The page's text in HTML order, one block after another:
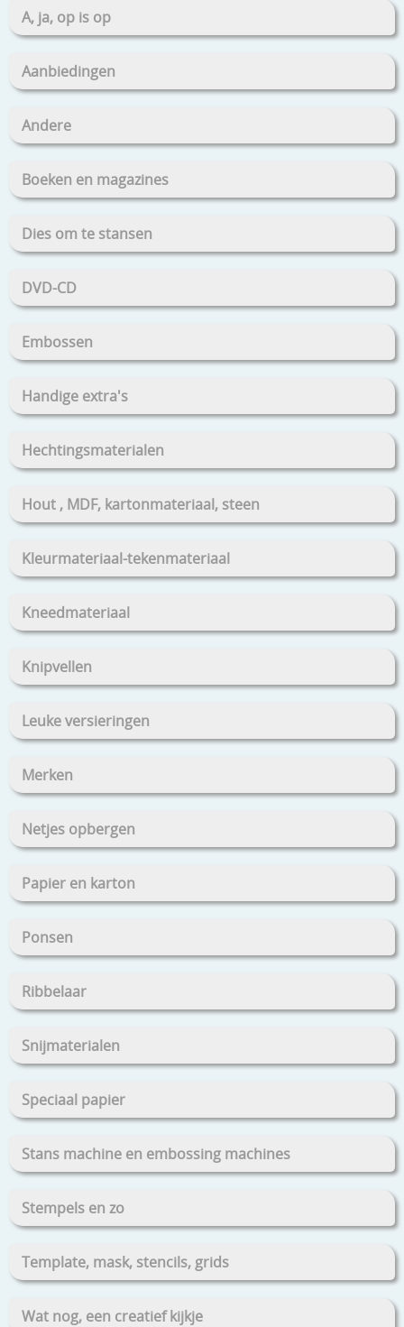
A, ja, op is op
Aanbiedingen
Andere
Boeken en magazines
Dies om te stansen
DVD-CD
Embossen
Handige extra's
Hechtingsmaterialen
Hout , MDF, kartonmateriaal, steen
Kleurmateriaal-tekenmateriaal
Kneedmateriaal
Knipvellen
Leuke versieringen
Merken
Netjes opbergen
Papier en karton
Ponsen
Ribbelaar
Snijmaterialen
Speciaal papier
Stans machine en embossing machines
Stempels en zo
Template, mask, stencils, grids
Wat nog, een creatief kijkje